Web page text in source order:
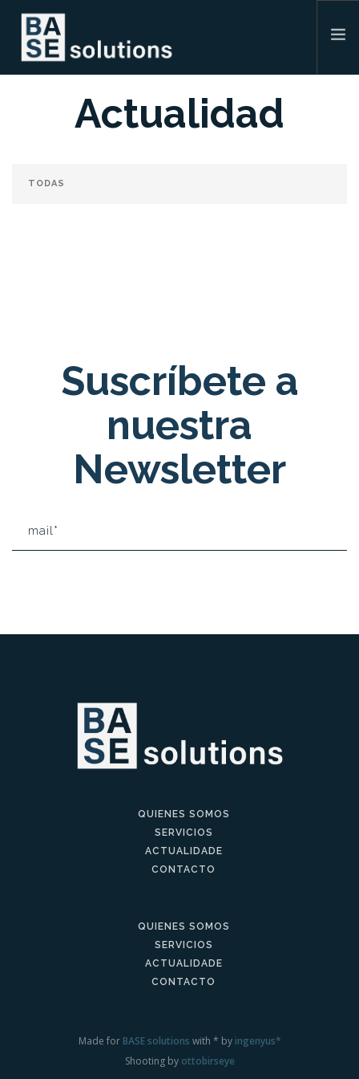
QUIENES SOMOS
SERVICIOS
CONTACTO
Actualidad
Suscríbete a
nuestra
Newsletter
QUIENES SOMOS
SERVICIOS
ACTUALIDADE
CONTACTO
QUIENES SOMOS
SERVICIOS
ACTUALIDADE
CONTACTO
Made for BASE solutions with * by ingenyus*
Shooting by ottobirseye